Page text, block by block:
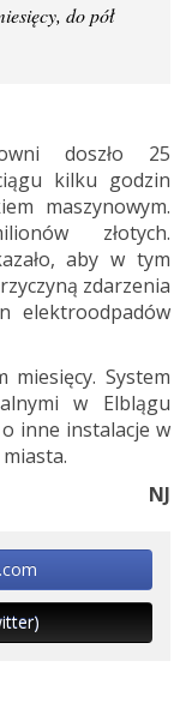
do pół
doszło 25
kilku godzin
maszynowym.
złotych.
aby w tym
zdarzenia
elektroodpadów
miesięcy. System
w Elblągu
inne instalacje w
NJ